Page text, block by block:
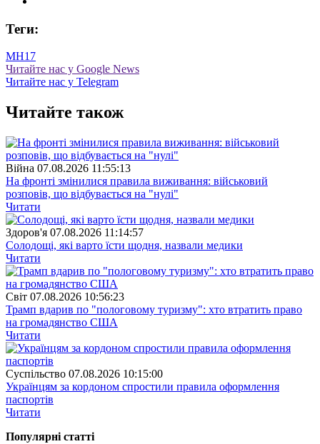
Теги:
МН17
Читайте нас у Google News
Читайте нас у Telegram
Читайте також
Війна 07.08.2026 11:55:13
На фронті змінилися правила виживання: військовий
розповів, що відбувається на "нулі"
Читати
Здоров'я 07.08.2026 11:14:57
Солодощі, які варто їсти щодня, назвали медики
Читати
Свiт 07.08.2026 10:56:23
Трамп вдарив по "пологовому туризму": хто втратить право
на громадянство США
Читати
Суспiльство 07.08.2026 10:15:00
Українцям за кордоном спростили правила оформлення
паспортів
Читати
Популярнi статтi